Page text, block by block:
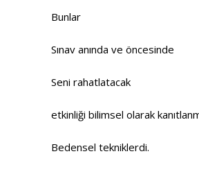
Bunlar
Sınav anında ve öncesinde
Seni rahatlatacak
etkinliği bilimsel olarak
Bedensel tekniklerdi.